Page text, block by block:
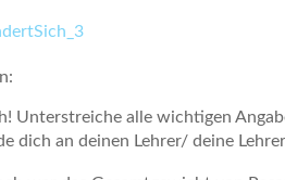
Unterstreiche alle wichtigen
dich an deinen Lehrer/ deine